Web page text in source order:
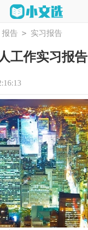
报告 > 实习报告
工作实习报告